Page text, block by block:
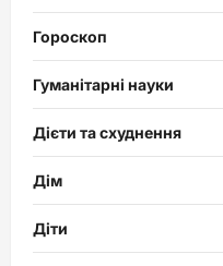
Гороскоп
Гуманітарні науки
Дієти та схуднення
Дім
Діти